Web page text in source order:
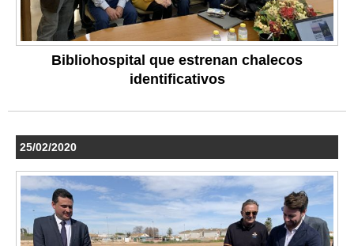
Bibliohospital que estrenan chalecos
identificativos
25/02/2020